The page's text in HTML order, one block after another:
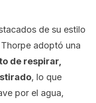
de su estilo
adoptó una
de respirar,
, lo que
por el agua,